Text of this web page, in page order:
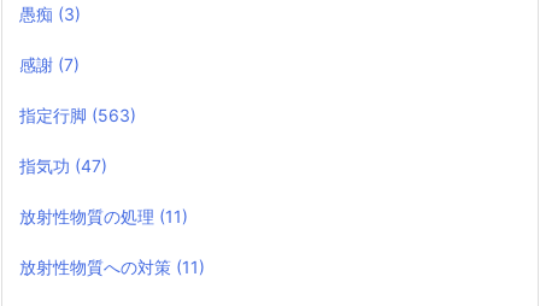
愚痴 (3)
感謝 (7)
指定行脚 (563)
指気功 (47)
放射性物質の処理 (11)
放射性物質への対策 (11)